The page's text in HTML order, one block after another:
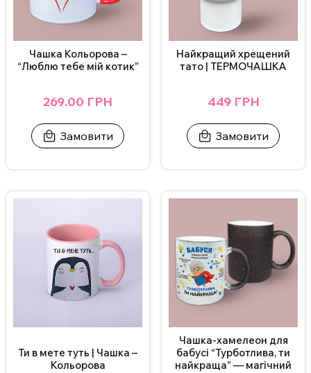
Чашка Кольорова –
“Люблю тебе мій котик”
269.00 ГРН
Замовити
Найкращий хрещений
тато | ТЕРМОЧАШКА
449 ГРН
Замовити
Ти в мете туть | Чашка –
Кольорова
Чашка-хамелеон для
бабусі “Турботлива, ти
найкраща” — магічний